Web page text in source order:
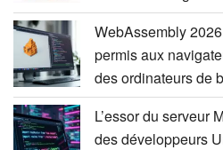
WebAssembly
permis aux
des ordinateurs de
L’essor du serveur
des développeurs